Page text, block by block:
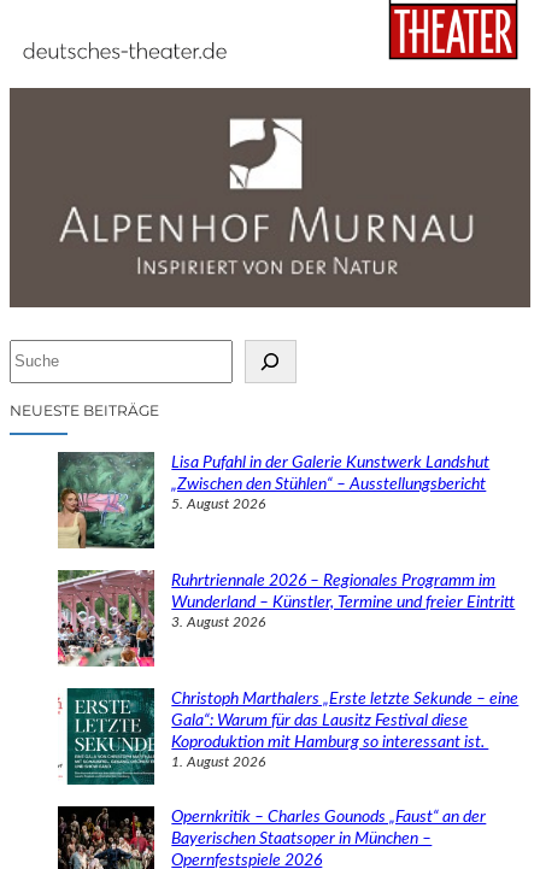
cNEUESTE BEITRÄGE
Lisa Pufahl in der Galerie Kunstwerk Landshut
„Zwischen den Stühlen“ – Ausstellungsbericht
5. August 2026
Ruhrtriennale 2026 – Regionales Programm im
Wunderland – Künstler, Termine und freier Eintritt
3. August 2026
Christoph Marthalers „Erste letzte Sekunde – eine
Gala“: Warum für das Lausitz Festival diese
Koproduktion mit Hamburg so interessant ist.
1. August 2026
Opernkritik – Charles Gounods „Faust“ an der
Bayerischen Staatsoper in München –
Opernfestspiele 2026